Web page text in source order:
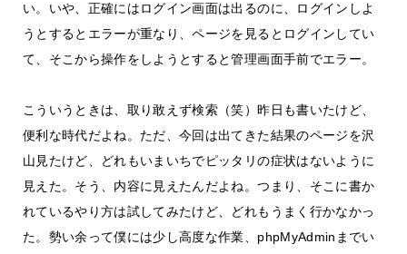
い。いや、正確にはログイン画面は出るのに、ログインしよ
うとするとエラーが重なり、ページを見るとログインしてい
て、そこから操作をしようとすると管理画面手前でエラー。
こういうときは、取り敢えず検索（笑）昨日も書いたけど、
便利な時代だよね。ただ、今回は出てきた結果のページを沢
山見たけど、どれもいまいちでピッタリの症状はないように
見えた。そう、内容に見えたんだよね。つまり、そこに書か
れているやり方は試してみたけど、どれもうまく行かなかっ
た。勢い余って僕には少し高度な作業、phpMyAdminまでい